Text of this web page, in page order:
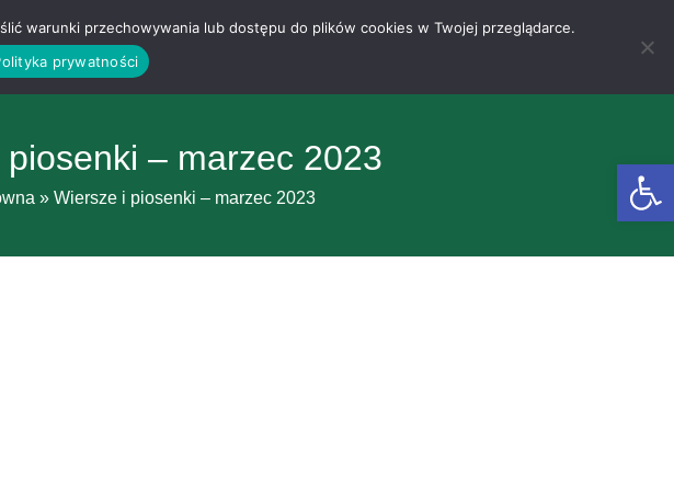
– marzec 2023
» Wiersze i piosenki – marzec 2023
warunki przechowywania lub dostępu do plików cookies w Twojej przeglądarce.
prywatności